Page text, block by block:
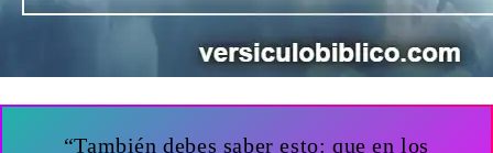
“También debes saber esto: que en los